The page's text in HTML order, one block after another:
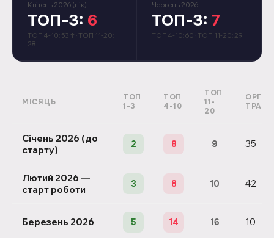
Квітень 2026 (пік)
ТОП-3: 6
ТОП 4-10: 53 ↑ · ТОП 11-20:
28
Червень 2026
ТОП-3: 7
ТОП 4-10: 60 · ТОП 11-20: 29
МІСЯЦЬ
ТОП
1-3
ТОП
4-10
ТОП
11-
20
Січень 2026 (до
старту)
2 8 9 35
Лютий 2026 —
старт роботи
3 8 10 42
Березень 2026 5 14 16 10